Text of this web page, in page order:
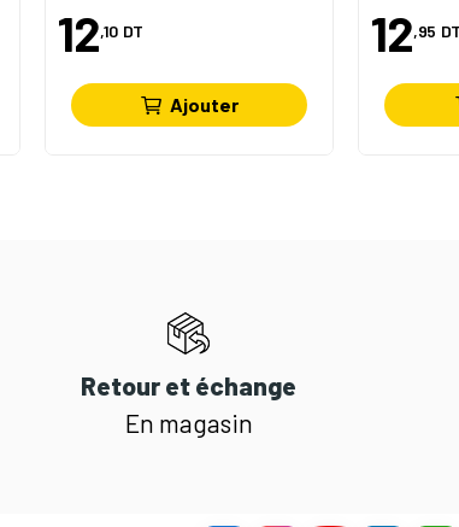
12,10 DT
Ajouter
12,95 DT
Retour et échange
En magasin